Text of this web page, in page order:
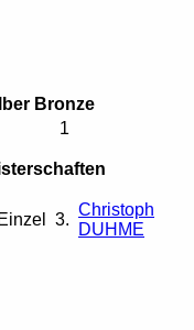
Bronze
1
Einzel 3.
Christoph
DUHME